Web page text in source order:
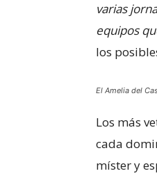
varias
equipos
los
El Amelia del
Los más
cada
míster y